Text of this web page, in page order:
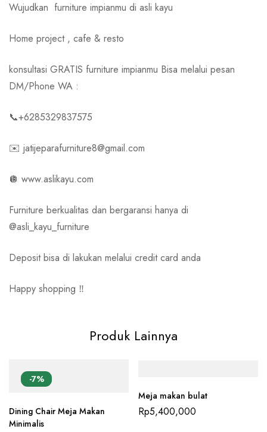
Wujudkan furniture impianmu di asli kayu
Home project , cafe & resto
konsultasi GRATIS furniture impianmu Bisa melalui pesan
DM/Phone WA :
📞+6285329837575
✉️ jatijeparafurniture8@gmail.com
🪩 www.aslikayu.com
Furniture berkualitas dan bergaransi hanya di
@asli_kayu_furniture
Deposit bisa di lakukan melalui credit card anda
Happy shopping ‼️
Produk Lainnya
-7%
Dining Chair Meja Makan
Minimalis
Meja makan bulat
Rp5,400,000